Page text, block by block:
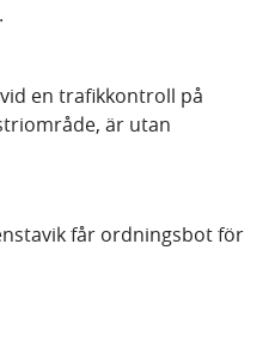
en trafikkontroll på
är utan
får ordningsbot för